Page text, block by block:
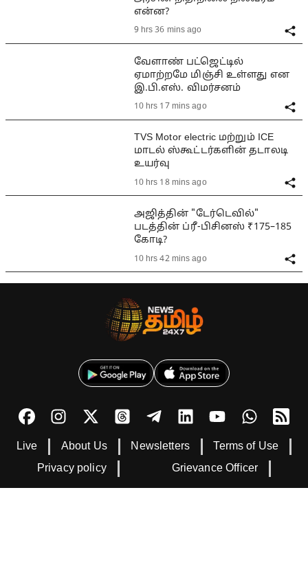
என்ன?
9 hrs 36 mins ago
வேளாண் பட்ஜெட்டில்
ஏமாற்றமே மிஞ்சி உள்ளது என
இ.பி.எஸ். விமர்சனம்
10 hrs 17 mins ago
TVS Motor electric மற்றும் ICE
மாடல் ஸ்கூட்டர்களின் தடாலடி
உயர்வு
10 hrs 18 mins ago
அஜித்தின் "டேர்டெவில்"
படத்தின் ப்ரீ-பிசினஸ் ₹175–185
கோடி?
10 hrs 42 mins ago
Live About Us Newsletters
Terms of Use
Privacy policy
Grievance Officer